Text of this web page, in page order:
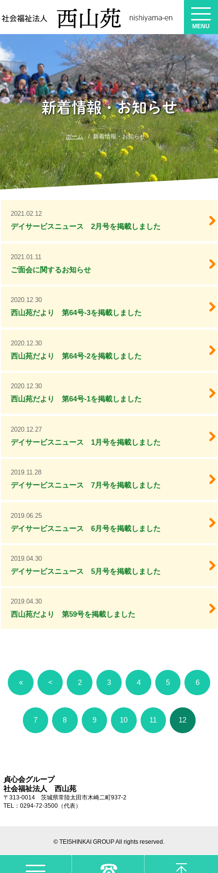
MENU
MENU
新着情報・お知らせ
ホーム 新着情報・お知らせ
2021.02.12
デイサービスニュース 2月号を掲載しました
2021.01.11
ご面会に関するお知らせ
2020.12.30
西山苑だより 第64号-3を掲載しました
2020.12.30
西山苑だより 第64号-2を掲載しました
2020.12.30
西山苑だより 第64号-1を掲載しました
2020.12.27
デイサービスニュース 1月号を掲載しました
2019.11.28
デイサービスニュース 7月号を掲載しました
2019.06.25
デイサービスニュース 6月号を掲載しました
2019.04.30
デイサービスニュース 5月号を掲載しました
2019.04.30
西山苑だより 第59号を掲載しました
« < 2 3 4 5 6
7 8 9 10 11 12
貞心会グループ
社会福祉法人 西山苑
〒313-0014 茨城県常陸太田市木崎二町937-2
TEL：0294-72-3500（代表）
© TEISHINKAI GROUP All rights reserved.